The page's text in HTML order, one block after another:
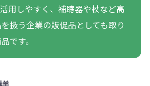
用しやすく、補聴器や杖など高
扱う企業の販促品としても取り
です。